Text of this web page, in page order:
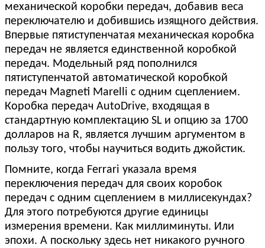
механической коробки передач, добавив веса
переключателю и добившись изящного действия.
Впервые пятиступенчатая механическая коробка
передач не является единственной коробкой
передач. Модельный ряд пополнился
пятиступенчатой ​​автоматической коробкой
передач Magneti Marelli с одним сцеплением.
Коробка передач AutoDrive, входящая в
стандартную комплектацию SL и опцию за 1700
долларов на R, является лучшим аргументом в
пользу того, чтобы научиться водить джойстик.
Помните, когда Ferrari указала время
переключения передач для своих коробок
передач с одним сцеплением в миллисекундах?
Для этого потребуются другие единицы
измерения времени. Как миллиминуты. Или
эпохи. А поскольку здесь нет никакого ручного